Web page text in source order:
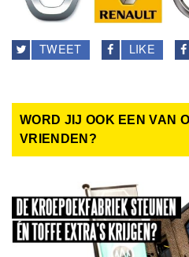
TWEET LIKE
WORD JIJ OOK EEN VAN
VRIENDEN?